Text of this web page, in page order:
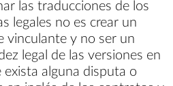
las traducciones de los
legales no es crear un
vinculante y no ser un
legal de las versiones en
exista alguna disputa o